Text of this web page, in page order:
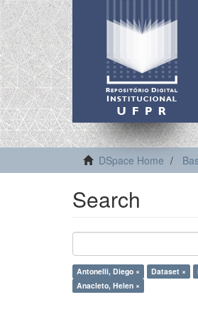
DSpace Home
Search
Antonelli, Diego × Dataset ×
Anacleto, Helen ×